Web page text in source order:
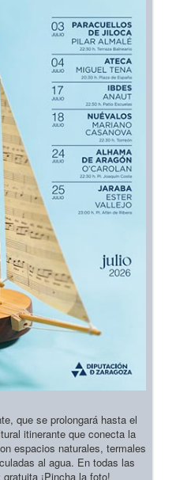
que se prolongará hasta el
itinerante que conecta la
espacios naturales, termales
al agua. En todas las
¡Pincha la foto!